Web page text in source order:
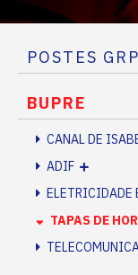
POSTES GRP
BUPRE
CANAL DE
ADIF
ELETRICIDADE
TAPAS DE